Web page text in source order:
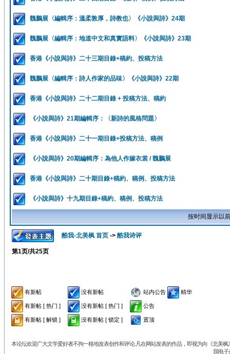
魏鵬展〈編輯序：溫柔敦厚，詩教也〉《小說與詩》24期
魏鵬展〈編輯序：地道中文和真實語料〉《小說與詩》23期
香港《小說與詩》二十三期目錄+稿約、投稿方法
魏鵬展〈編輯序：詩人作家的品味〉《小說與詩》22期
香港《小說與詩》二十二期目錄 + 投稿方法、稿約
《小說與詩》21期編輯序：〈新詩的風格問題〉
香港《小說與詩》二十一期目錄+投稿方法、稿例
《小說與詩》20期編輯序：為他人作嫁衣裳 / 魏鵬展
香港《小說與詩》二十期目錄+稿約、稿例、投稿方法
《小說與詩》十九期目錄+稿約、稿例、投稿方法
按时间显示以
酷我-北美枫 首页 -> 酷我诗评
第1页/共25页
有新帖 没有新帖 站内公告 精华
有新帖 [ 热门 ] 没有新帖 [ 热门 ] 公告
有新帖 [ 解锁 ] 没有新帖 [ 锁定 ] 置顶
本论坛欢迎广大文学爱好者不拘一格地发表创作和评论.凡在网站发表的作品，即视为向《北美
我电子